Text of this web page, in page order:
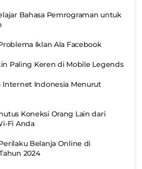
Bahasa Pemrograman untuk
Iklan Ala Facebook
Paling Keren di Mobile Legends
Internet Indonesia Menurut
Koneksi Orang Lain dari
Fi Anda
Belanja Online di
2024